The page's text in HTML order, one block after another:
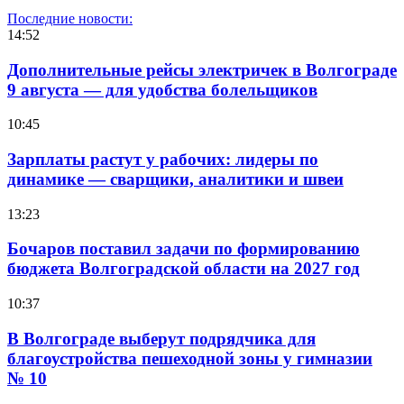
Последние новости:
14:52
Дополнительные рейсы электричек в Волгограде
9 августа — для удобства болельщиков
10:45
Зарплаты растут у рабочих: лидеры по
динамике — сварщики, аналитики и швеи
13:23
Бочаров поставил задачи по формированию
бюджета Волгоградской области на 2027 год
10:37
В Волгограде выберут подрядчика для
благоустройства пешеходной зоны у гимназии
№ 10